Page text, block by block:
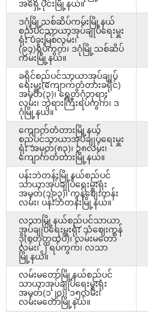
အရှေ့ပိုင်းမြို့နယ်။
ဒဂုံမြို့သစ်ဆိပ်ကမ်းမြို့နယ်
စည်ပင်သာယာအုပ်ချုပ်ရေးမှူး
ရုံး ပဲခူးမြစ်လမ်း၊
(၉၁)ရပ်ကွက်၊ ဒဂုံမြို့သစ်ဆိပ်
ကမ်းမြို့နယ်။
ခရိုင်စည်ပင်သာယာအုပ်ချုပ်
ရေးမှူး(ကျောက်တံတားခရိုင်)
အမှတ်(၃)၊ ရွှေတိဂုံဘုရား
လမ်း၊ ဘုရားကြီးရပ်ကွက်၊ ဒ
ဂုံမြို့နယ်။
ကျောက်တံတားမြို့နယ်
စည်ပင်သာယာအုပ်ချုပ်ရေးမှူး
ရုံး အမှတ်(၈၃)၊ ၃၈လမ်း၊
ကျောက်တံတားမြို့နယ်။
ပန်းဘဲတန်းမြို့နယ်စည်ပင်
သာယာအုပ်ချုပ်ရေးမှူးရုံး
အမှတ်(၁၉၃)၊ ကုန်စျေးတန်း
လမ်း၊ ပန်းဘဲတန်းမြို့နယ်။
လသာမြို့နယ်စည်ပင်သာယာ
အုပ်ချုပ်ရေးမှူးရုံး သံဈေးကွန်
ဒို(စတုတ္ထထပ်)၊ လမ်းမတော်
လမ်း၊ ၂ ရပ်ကွက်၊ လသာ
မြို့နယ်။
လမ်းမတော်မြို့နယ်စည်ပင်
သာယာအုပ်ချုပ်ရေးမှူးရုံး
အမှတ်(၁၂၀)၊ ၁၅လမ်း၊
လမ်းမတော်မြို့နယ်။